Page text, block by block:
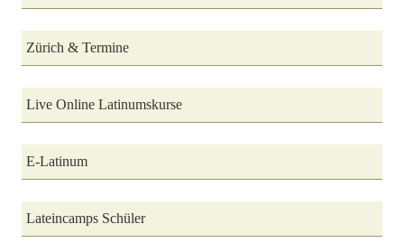
Zürich & Termine
Live Online Latinumskurse
E-Latinum
Lateincamps Schüler